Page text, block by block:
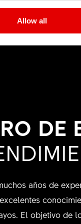
Allow all
número de
DE
años de
El objetivo de